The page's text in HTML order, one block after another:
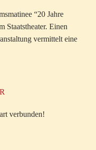
“20 Jahre
Staatstheater. Einen
vermittelt eine
verbunden!